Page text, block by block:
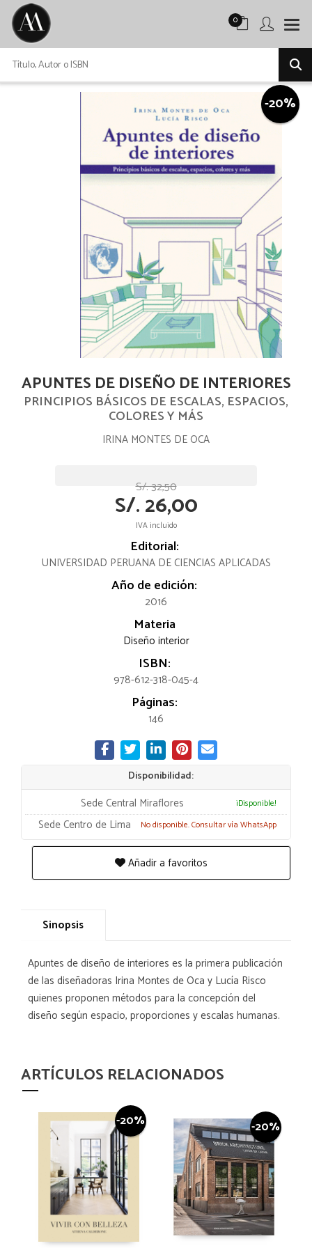
0
-20%
APUNTES DE DISEÑO DE INTERIORES
PRINCIPIOS BÁSICOS DE ESCALAS, ESPACIOS,
COLORES Y MÁS
IRINA MONTES DE OCA
S/. 32,50
S/. 26,00
IVA incluido
Editorial:
UNIVERSIDAD PERUANA DE CIENCIAS APLICADAS
Año de edición:
2016
Materia
Diseño interior
ISBN:
978-612-318-045-4
Páginas:
146
Disponibilidad:
Sede Central Miraflores ¡Disponible!
Sede Centro de Lima No disponible. Consultar vía WhatsApp
Añadir a favoritos
Sinopsis
Apuntes de diseño de interiores es la primera publicación
de las diseñadoras Irina Montes de Oca y Lucía Risco
quienes proponen métodos para la concepción del
diseño según espacio, proporciones y escalas humanas.
ARTÍCULOS RELACIONADOS
-20% -20%